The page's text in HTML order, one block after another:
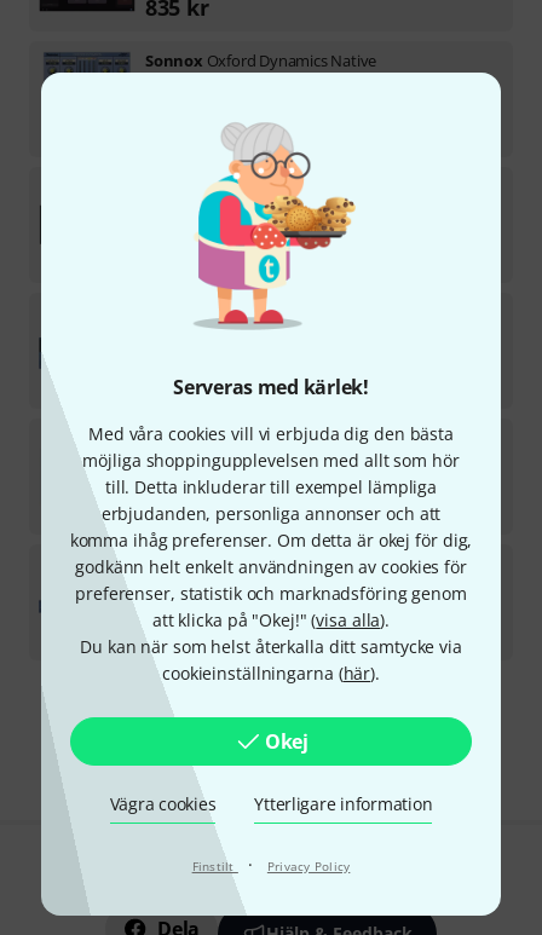
Serveras med kärlek!
Med våra cookies vill vi erbjuda dig den bästa
möjliga shoppingupplevelsen med allt som hör
till. Detta inkluderar till exempel lämpliga
erbjudanden, personliga annonser och att
komma ihåg preferenser. Om detta är okej för dig,
godkänn helt enkelt användningen av cookies för
preferenser, statistik och marknadsföring genom
att klicka på "Okej!" (visa alla).
Du kan när som helst återkalla ditt samtycke via
cookieinställningarna (här).
Okej
Vägra cookies Ytterligare information
Finstilt · Privacy Policy
835 kr
Sonnox Oxford Dynamics Native
kr
Voca
3
Ladda ner licens
kr
Restore
5 899kr
SonnoxFraunhofer Pro-Codec
2
Ladda ner licens
4 444kr
SonnoxBroadcast Bundle Native
5
Ladda ner licens
8 099 kr
Priset är inklusive moms
Gillar du vad du ser?
Dela